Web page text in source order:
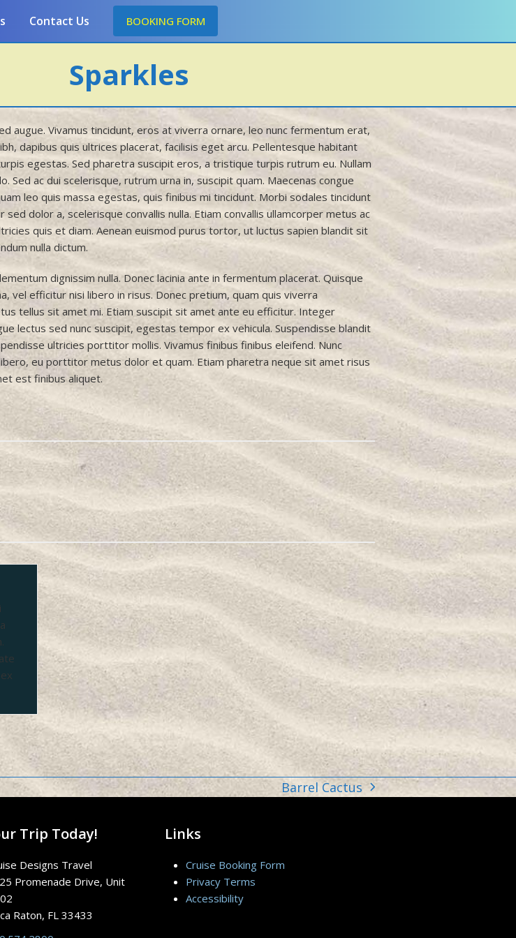
Contact Us BOOKING FORM
Sparkles
augue. Vivamus tincidunt, eros at viverra ornare, leo nunc fermentum erat,
dapibus quis ultrices placerat, facilisis eget arcu. Pellentesque habitant
egestas. Sed pharetra suscipit eros, a tristique turpis rutrum eu. Nullam
ac dui scelerisque, rutrum urna in, suscipit quam. Maecenas congue
leo quis massa egestas, quis finibus mi tincidunt. Morbi sodales tincidunt
dolor a, scelerisque convallis nulla. Etiam convallis ullamcorper metus ac
quis et diam. Aenean euismod purus tortor, ut luctus sapien blandit sit
nulla dictum.
dignissim nulla. Donec lacinia ante in fermentum placerat. Quisque
vel efficitur nisi libero in risus. Donec pretium, quam quis viverra
tellus sit amet mi. Etiam suscipit sit amet ante eu efficitur. Integer
lectus sed nunc suscipit, egestas tempor ex vehicula. Suspendisse blandit
ultricies porttitor mollis. Vivamus finibus finibus eleifend. Nunc
eu porttitor metus dolor et quam. Etiam pharetra neque sit amet risus
est finibus aliquet.
next
Barrel Cactus
Trip Today!
Designs Travel
Promenade Drive, Unit
Raton, FL 33433
Links
Cruise Booking Form
Privacy Terms
Accessibility